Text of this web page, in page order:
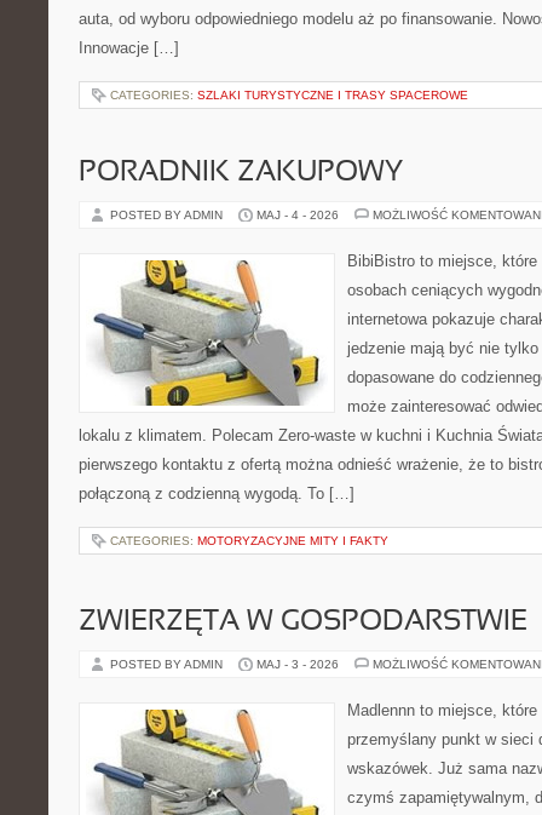
auta, od wyboru odpowiedniego modelu aż po finansowanie.
Innowacje […]
CATEGORIES: SZLAKI TURYSTYCZNE I TRASY SPACEROWE
PORADNIK ZAKUPOWY
POSTED BY ADMIN MAJ - 4 - 2026 MOŻLIWOŚĆ
BibiBistro to miejsce, które
osobach ceniących
internetowa pokazuje
jedzenie mają być nie
dopasowane do
może zainteresować
lokalu z klimatem. Polecam Zero-waste w kuchni i Kuchnia
pierwszego kontaktu z ofertą można odnieść wrażenie, że to
połączoną z codzienną wygodą. To […]
CATEGORIES: MOTORYZACYJNE MITY I FAKTY
ZWIERZĘTA W GOSPODARSTWIE
POSTED BY ADMIN MAJ - 3 - 2026 MOŻLIWOŚĆ
Madlennn to miejsce,
przemyślany punkt w sieci
wskazówek. Już sama
czymś zapamiętywalnym,